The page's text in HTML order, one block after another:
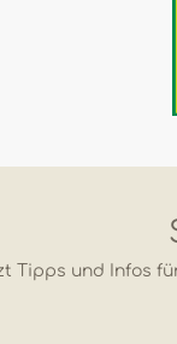
Tipps und Infos